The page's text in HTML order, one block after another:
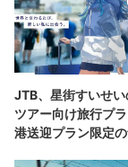
JTB、星街すいせ
ツアー向け旅行プ
港送迎プラン限定